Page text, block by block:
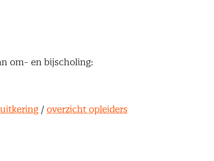
om- en bijscholing:
/ overzicht opleiders